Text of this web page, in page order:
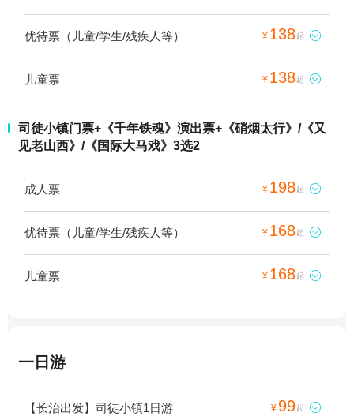
优待票（儿童/学生/残疾人等） ¥ 138起 
儿童票 ¥ 138起 
司徒小镇门票+《千年铁魂》演出票+《硝烟太行》/《又
见老山西》/《国际大马戏》3选2
成人票 ¥ 198起 
优待票（儿童/学生/残疾人等） ¥ 168起 
儿童票 ¥ 168起 
一日游
【长治出发】司徒小镇1日游 ¥ 99起 